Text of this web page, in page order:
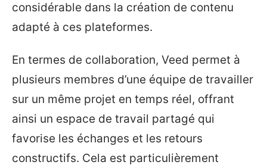
considérable dans la création de contenu
adapté à ces plateformes.
En termes de collaboration, Veed permet à
plusieurs membres d’une équipe de travailler
sur un même projet en temps réel, offrant
ainsi un espace de travail partagé qui
favorise les échanges et les retours
constructifs. Cela est particulièrement